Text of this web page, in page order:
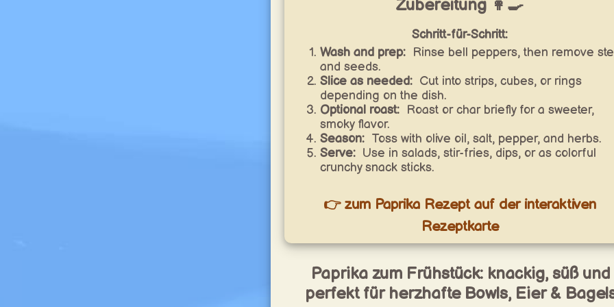
Zubereitung 👩‍🍳
Schritt-für-Schritt:
Wash and prep: Rinse bell peppers, then remove
and seeds.
Slice as needed: Cut into strips, cubes, or rings
depending on the dish.
Optional roast: Roast or char briefly for a sweeter,
smoky flavor.
Season: Toss with olive oil, salt, pepper, and herbs.
Serve: Use in salads, stir-fries, dips, or as colorful
crunchy snack sticks.
👉 zum Paprika Rezept auf der interaktiven
Rezeptkarte
Paprika zum Frühstück: knackig, süß und
perfekt für herzhafte Bowls, Eier &